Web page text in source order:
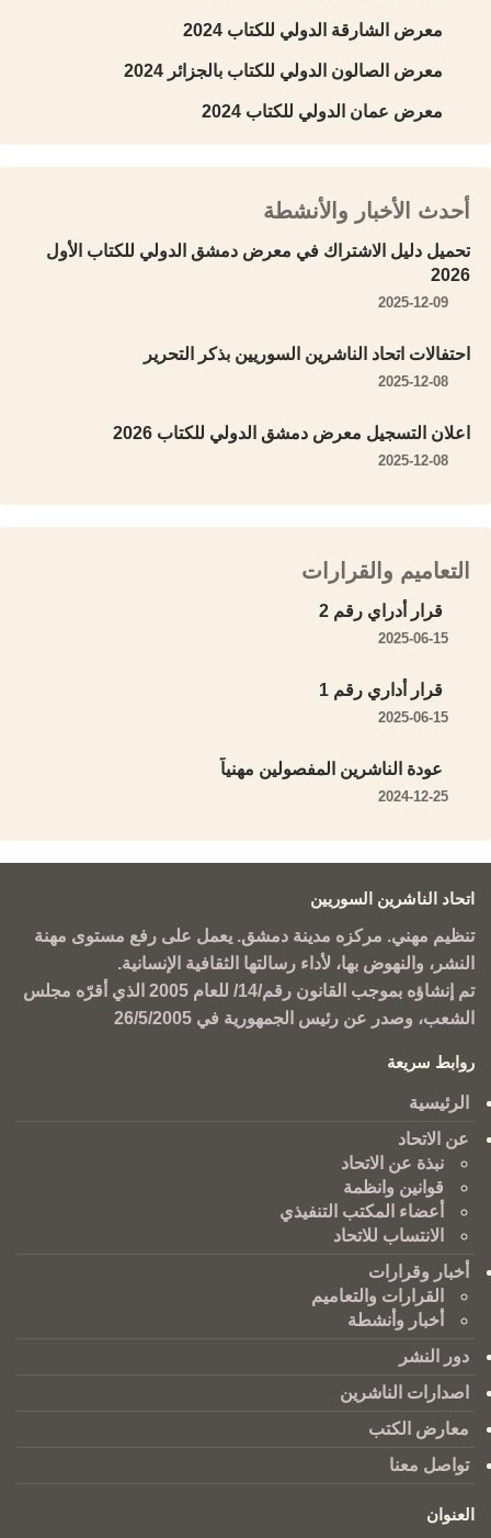
معرض الشارقة الدولي للكتاب 2024
معرض الصالون الدولي للكتاب بالجزائر 2024
معرض عمان الدولي للكتاب 2024
أحدث الأخبار والأنشطة
تحميل دليل الاشتراك في معرض دمشق الدولي للكتاب الأول
2026
2025-12-09
احتفالات اتحاد الناشرين السوريين بذكر التحرير
2025-12-08
اعلان التسجيل معرض دمشق الدولي للكتاب 2026
2025-12-08
التعاميم والقرارات
قرار أدراي رقم 2
2025-06-15
قرار أداري رقم 1
2025-06-15
عودة الناشرين المفصولين مهنياً
2024-12-25
اتحاد الناشرين السوريين
تنظيم مهني. مركزه مدينة دمشق. يعمل على رفع مستوى مهنة
النشر، والنهوض بها، لأداء رسالتها الثقافية الإنسانية.
تم إنشاؤه بموجب القانون رقم/14/ للعام 2005 الذي أقرّه مجلس
الشعب، وصدر عن رئيس الجمهورية في 26/5/2005
روابط سريعة
الرئيسية
عن الاتحاد
نبذة عن الاتحاد
قوانين وانظمة
أعضاء المكتب التنفيذي
الانتساب للاتحاد
أخبار وقرارات
القرارات والتعاميم
أخبار وأنشطة
دور النشر
اصدارات الناشرين
معارض الكتب
تواصل معنا
العنوان